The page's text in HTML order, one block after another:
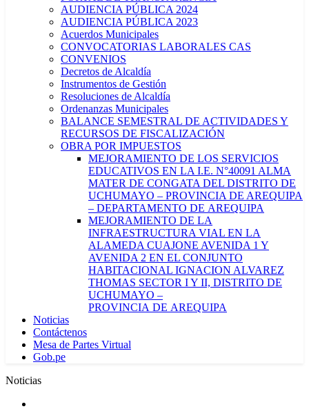
AUDIENCIA PÚBLICA 2024
AUDIENCIA PÚBLICA 2023
Acuerdos Municipales
CONVOCATORIAS LABORALES CAS
CONVENIOS
Decretos de Alcaldía
Instrumentos de Gestión
Resoluciones de Alcaldía
Ordenanzas Municipales
BALANCE SEMESTRAL DE ACTIVIDADES Y
RECURSOS DE FISCALIZACIÓN
OBRA POR IMPUESTOS
MEJORAMIENTO DE LOS SERVICIOS
EDUCATIVOS EN LA I.E. N°40091 ALMA
MATER DE CONGATA DEL DISTRITO DE
UCHUMAYO – PROVINCIA DE AREQUIPA
– DEPARTAMENTO DE AREQUIPA
MEJORAMIENTO DE LA
INFRAESTRUCTURA VIAL EN LA
ALAMEDA CUAJONE AVENIDA 1 Y
AVENIDA 2 EN EL CONJUNTO
HABITACIONAL IGNACION ALVAREZ
THOMAS SECTOR I Y II, DISTRITO DE
UCHUMAYO –
PROVINCIA DE AREQUIPA
Noticias
Contáctenos
Mesa de Partes Virtual
Gob.pe
Noticias